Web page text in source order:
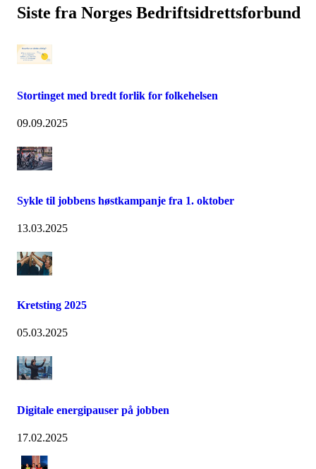
Siste fra Norges Bedriftsidrettsforbund
Stortinget med bredt forlik for folkehelsen
09.09.2025
Sykle til jobbens høstkampanje fra 1. oktober
13.03.2025
Kretsting 2025
05.03.2025
Digitale energipauser på jobben
17.02.2025